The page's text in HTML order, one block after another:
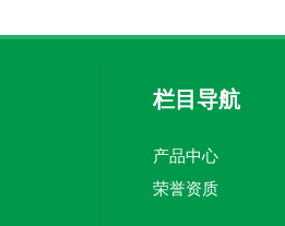
栏目导航
产品中心
荣誉资质